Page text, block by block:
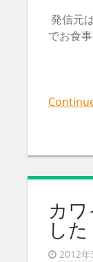
発信元
でお食
カ
した
2012年